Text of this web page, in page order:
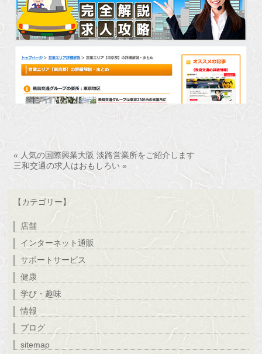
« 人気の国際興業大阪 淡路営業所をご紹介します
三和交通の求人はおもしろい »
【カテゴリー】
店舗
インターネット通販
サポートサービス
健康
学び・趣味
情報
ブログ
sitemap